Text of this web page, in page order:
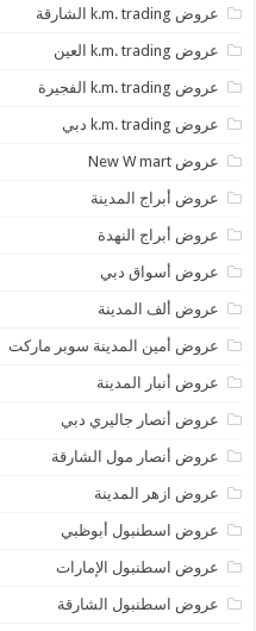
عروض k.m. trading الشارقة
عروض k.m. trading العين
عروض k.m. trading الفجيرة
عروض k.m. trading دبي
عروض New W mart
عروض أبراج المدينة
عروض أبراج النهدة
عروض أسواق دبي
عروض ألف المدينة
عروض أمين المدينة سوبر ماركت
عروض أنبار المدينة
عروض أنصار جاليري دبي
عروض أنصار مول الشارقة
عروض ازهر المدينة
عروض اسطنبول أبوظبي
عروض اسطنبول الإمارات
عروض اسطنبول الشارقة